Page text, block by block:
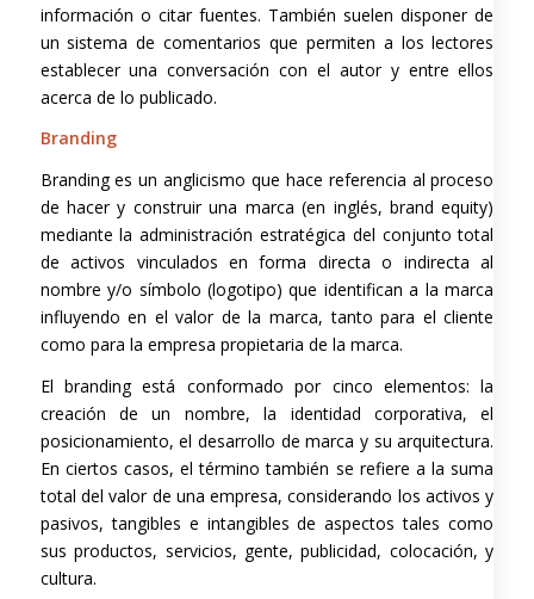
información o citar fuentes. También suelen disponer de
un sistema de comentarios que permiten a los lectores
establecer una conversación con el autor y entre ellos
acerca de lo publicado.
Branding
Branding es un anglicismo que hace referencia al proceso
de hacer y construir una marca (en inglés, brand equity)
mediante la administración estratégica del conjunto total
de activos vinculados en forma directa o indirecta al
nombre y/o símbolo (logotipo) que identifican a la marca
influyendo en el valor de la marca, tanto para el cliente
como para la empresa propietaria de la marca.
El branding está conformado por cinco elementos: la
creación de un nombre, la identidad corporativa, el
posicionamiento, el desarrollo de marca y su arquitectura.
En ciertos casos, el término también se refiere a la suma
total del valor de una empresa, considerando los activos y
pasivos, tangibles e intangibles de aspectos tales como
sus productos, servicios, gente, publicidad, colocación, y
cultura.